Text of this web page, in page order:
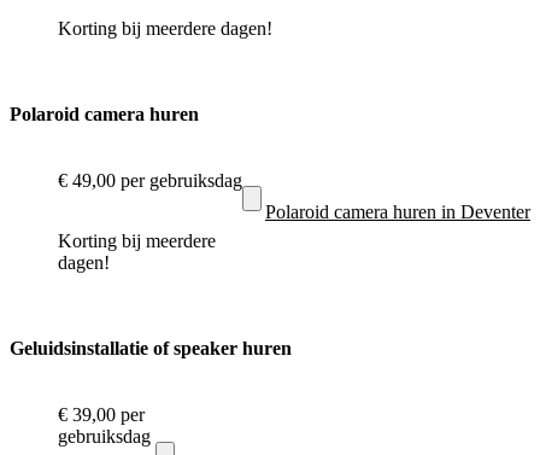
Korting bij meerdere dagen!
Polaroid camera huren
€ 49,00 per gebruiksdag
Korting bij meerdere
dagen!
Polaroid camera huren in Deventer
Geluidsinstallatie of speaker huren
€ 39,00 per
gebruiksdag